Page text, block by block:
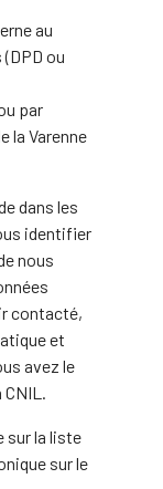
au
ou
par
la Varenne
dans les
identifier
nous
contacté,
et
avez le
sur la liste
sur le